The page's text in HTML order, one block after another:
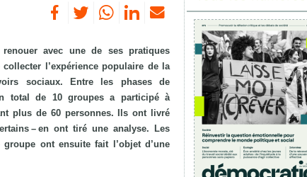
avec une de ses pratiques
l’expérience populaire de la
sociaux. Entre les phases de
total de 10 groupes a participé à
plus de 60 personnes. Ils ont livré
– en ont tiré une analyse. Les
ont ensuite fait l’objet d’une